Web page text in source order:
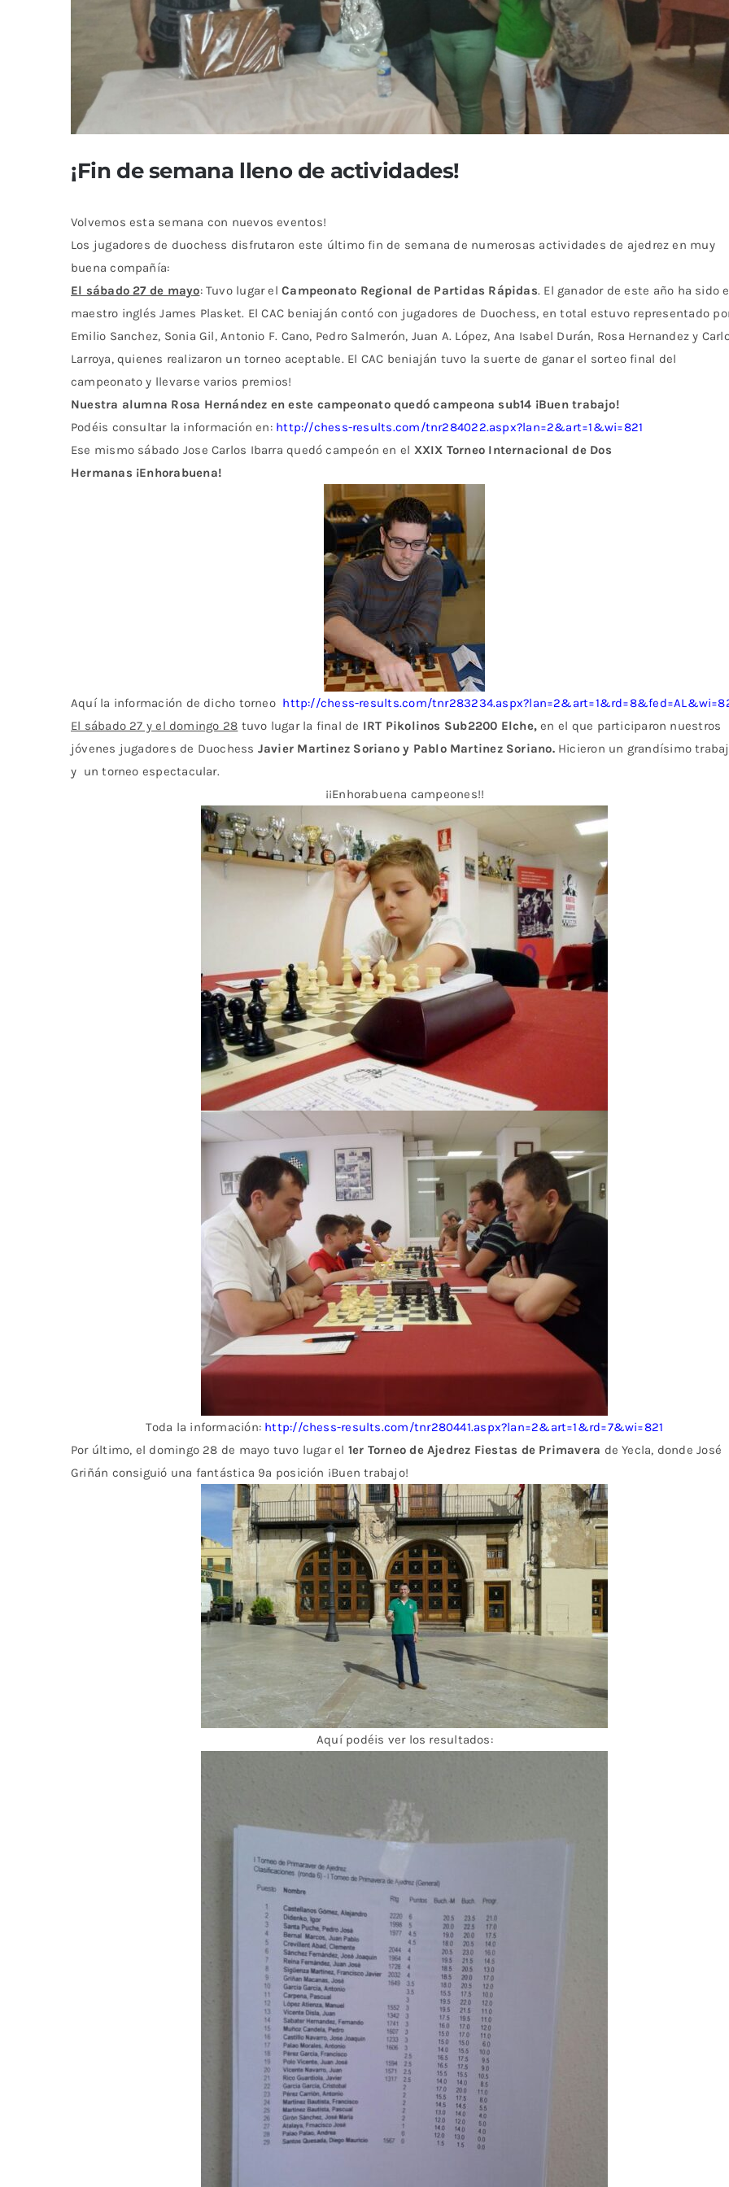
¡Fin de semana lleno de actividades!
Volvemos esta semana con nuevos eventos!
Los jugadores de duochess disfrutaron este último fin de semana de numerosas actividades de ajedrez en muy
buena compañía:
El sábado 27 de mayo: Tuvo lugar elCampeonato Regional de Partidas Rápidas. El ganador de este año ha sido
maestro inglés James Plasket. El CAC beniaján contó con jugadores de Duochess, en total estuvo representado
Emilio Sanchez, Sonia Gil, Antonio F. Cano, Pedro Salmerón, Juan A. López, Ana Isabel Durán, Rosa Hernandez y
Larroya, quienes realizaron un torneo aceptable. El CAC beniaján tuvo la suerte de ganar el sorteo final del
campeonato y llevarse varios premios!
Nuestra alumna Rosa Hernández en este campeonato quedó campeona sub14 ¡Buen trabajo!
Podéis consultar la información en: http://chess-results.com/tnr284022.aspx?lan=2&art=1&wi=821
Ese mismo sábado Jose Carlos Ibarra quedó campeón en el XXIX Torneo Internacional de Dos
Hermanas ¡Enhorabuena!
Aquí la información de dicho torneo http://chess-results.com/
El sábado 27 y el domingo 28 tuvo lugar la final de IRT Pikolinos Sub2200 Elche,en el que participaron nuestros
jóvenes jugadores de Duochess Javier Martinez Soriano y Pablo Martinez Soriano. Hicieron un grandísimo
y un torneo espectacular.
¡¡Enhorabuena campeones!!
Toda la información: http://chess-results.com/tnr280441.aspx?lan=2&art=1&rd=7&wi=821
Por último, el domingo 28 de mayo tuvo lugar el 1er Torneo de Ajedrez Fiestas de Primavera de Yecla, donde José
Griñán consiguió una fantástica 9ª posición ¡Buen trabajo!
Aquí podéis ver los resultados: